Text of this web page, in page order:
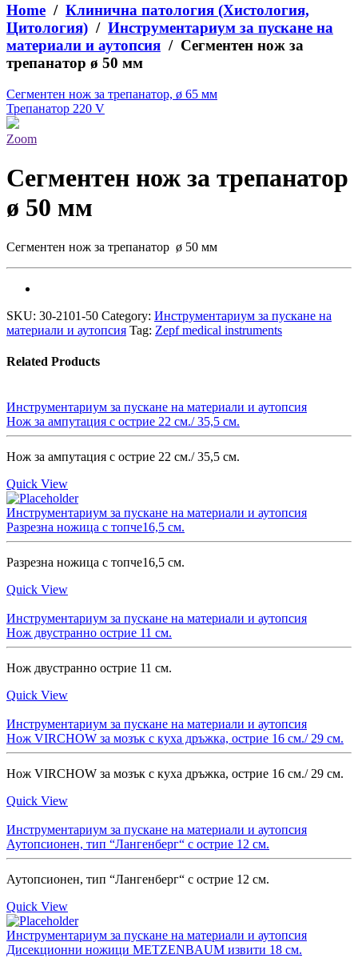
Home / Клинична патология (Хистология,
Цитология) / Инструментариум за пускане на
материали и аутопсия / Сегментен нож за
трепанатор ø 50 мм
Сегментен нож за трепанатор, ø 65 мм
Трепанатор 220 V
Zoom
Сегментен нож за трепанатор
ø 50 мм
Сегментен нож за трепанатор ø 50 мм
SKU: 30-2101-50 Category: Инструментариум за пускане на
материали и аутопсия Tag: Zepf medical instruments
Related Products
Инструментариум за пускане на материали и аутопсия
Нож за ампутация с острие 22 см./ 35,5 см.
Нож за ампутация с острие 22 см./ 35,5 см.
Quick View
Инструментариум за пускане на материали и аутопсия
Разрезна ножица с топче16,5 см.
Разрезна ножица с топче16,5 см.
Quick View
Инструментариум за пускане на материали и аутопсия
Нож двустранно острие 11 см.
Нож двустранно острие 11 см.
Quick View
Инструментариум за пускане на материали и аутопсия
Нож VIRCHOW за мозък с куха дръжка, острие 16 см./ 29 см.
Нож VIRCHOW за мозък с куха дръжка, острие 16 см./ 29 см.
Quick View
Инструментариум за пускане на материали и аутопсия
Аутопсионен, тип “Лангенберг“ с острие 12 см.
Аутопсионен, тип “Лангенберг“ с острие 12 см.
Quick View
Инструментариум за пускане на материали и аутопсия
Дисекционни ножици METZENBAUM извити 18 см.